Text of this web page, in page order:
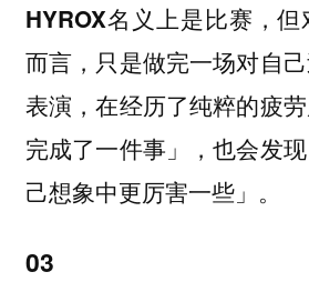
HYROX名义上是比赛，
而言，只是做完一场对自
表演，在经历了纯粹的疲
完成了一件事」，也会发
己想象中更厉害一些」。
03